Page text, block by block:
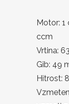
Motor:
ccm
Vrtina:
Gib: 49
Hitrost: